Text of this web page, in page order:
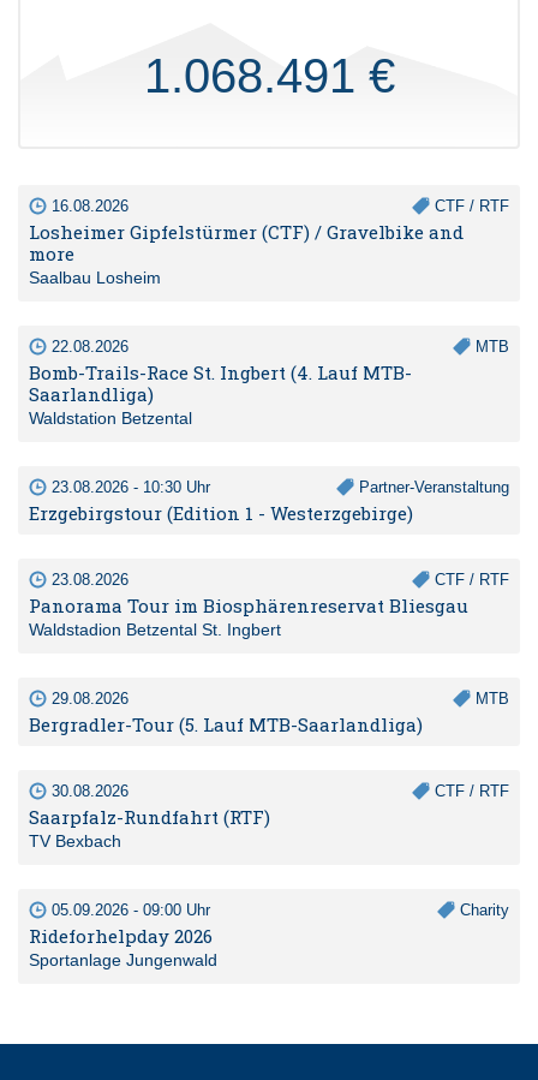
1.068.491 €
16.08.2026 CTF / RTF
Losheimer Gipfelstürmer (CTF) / Gravelbike and
more
Saalbau Losheim
22.08.2026 MTB
Bomb-Trails-Race St. Ingbert (4. Lauf MTB-
Saarlandliga)
Waldstation Betzental
23.08.2026 - 10:30 Uhr Partner-Veranstaltung
Erzgebirgstour (Edition 1 - Westerzgebirge)
23.08.2026 CTF / RTF
Panorama Tour im Biosphärenreservat Bliesgau
Waldstadion Betzental St. Ingbert
29.08.2026 MTB
Bergradler-Tour (5. Lauf MTB-Saarlandliga)
30.08.2026 CTF / RTF
Saarpfalz-Rundfahrt (RTF)
TV Bexbach
05.09.2026 - 09:00 Uhr Charity
Rideforhelpday 2026
Sportanlage Jungenwald